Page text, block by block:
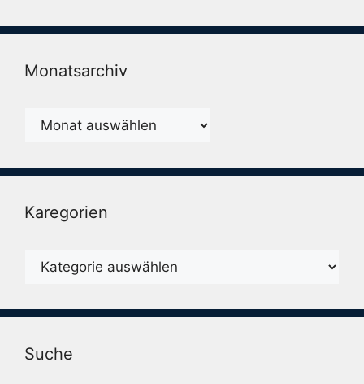
Monatsarchiv
Monatsarchiv
Karegorien
Karegorien
Suche